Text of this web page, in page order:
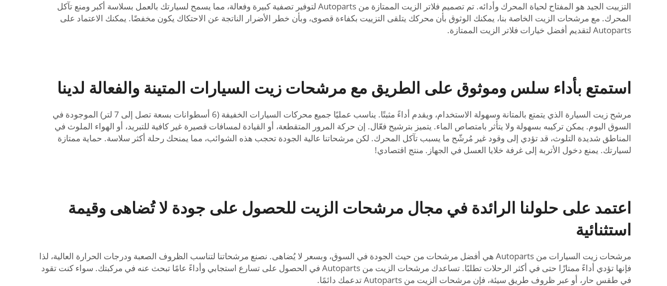
التزييت الجيد هو المفتاح لحياة المحرك وأدائه. تم تصميم فلاتر الزيت الممتازة من Autoparts لتوفير تصفية كبيرة وفعالة، مما يسمح لسيارتك بالعمل بسلاسة أكبر ومنع تآكل
المحرك. مع مرشحات الزيت الخاصة بنا، يمكنك الوثوق بأن محركك يتلقى التزييت بكفاءة قصوى، وبأن خطر الأضرار الناتجة عن الاحتكاك يكون مخفضًا. يمكنك الاعتماد على
Autoparts لتقديم أفضل خيارات فلاتر الزيت الممتازة.
استمتع بأداء سلس وموثوق على الطريق مع مرشحات زيت السيارات المتينة والفعالة لدينا
مرشح زيت السيارة الذي يتمتع بالمتانة وسهولة الاستخدام، ويقدم أداءً مثبتًا. يناسب عمليًا جميع محركات السيارات الخفيفة (6 أسطوانات بسعة تصل إلى 7 لتر) الموجودة في
السوق اليوم. يمكن تركيبه بسهولة ولا يتأثر بامتصاص الماء. يتميز بترشيح فعّال. إن حركة المرور المتقطعة، أو القيادة لمسافات قصيرة غير كافية للتبريد، أو الهواء الملوث في
المناطق شديدة التلوث، قد تؤدي إلى وقود غير مُرشّح ما يسبب تآكل المحرك. لكن مرشحاتنا عالية الجودة تحجب هذه الشوائب، مما يمنحك رحلة أكثر سلاسة. حماية ممتازة
لسيارتك. يمنع دخول الأتربة إلى غرفة خلايا العسل في الجهاز. منتج اقتصادي!
اعتمد على حلولنا الرائدة في مجال مرشحات الزيت للحصول على جودة لا تُضاهى وقيمة
استثنائية
مرشحات زيت السيارات من Autoparts هي أفضل مرشحات من حيث الجودة في السوق، وبسعر لا يُضاهى. نصنع مرشحاتنا لتناسب الظروف الصعبة ودرجات الحرارة العالية، لذا
فإنها تؤدي أداءً ممتازًا حتى في أكثر الرحلات تطلبًا. تساعدك مرشحات الزيت من Autoparts في الحصول على تسارع استجابي وأداءً عامًا تبحث عنه في مركبتك. سواء كنت تقود
في طقس حار، أو عبر ظروف طريق سيئة، فإن مرشحات الزيت من Autoparts تدعمك دائمًا.